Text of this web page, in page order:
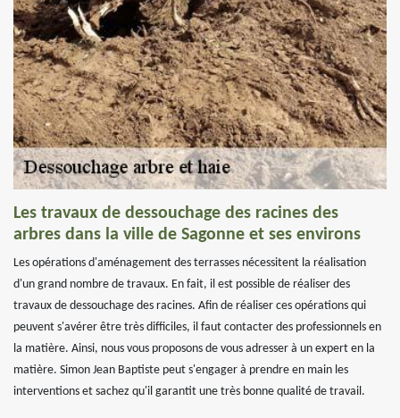
Les travaux de dessouchage des racines des
arbres dans la ville de Sagonne et ses environs
Les opérations d'aménagement des terrasses nécessitent la réalisation
d'un grand nombre de travaux. En fait, il est possible de réaliser des
travaux de dessouchage des racines. Afin de réaliser ces opérations qui
peuvent s'avérer être très difficiles, il faut contacter des professionnels en
la matière. Ainsi, nous vous proposons de vous adresser à un expert en la
matière. Simon Jean Baptiste peut s'engager à prendre en main les
interventions et sachez qu'il garantit une très bonne qualité de travail.